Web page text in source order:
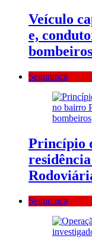
Veículo
e,
bombeiros
Segurança
Princípio
Segurança